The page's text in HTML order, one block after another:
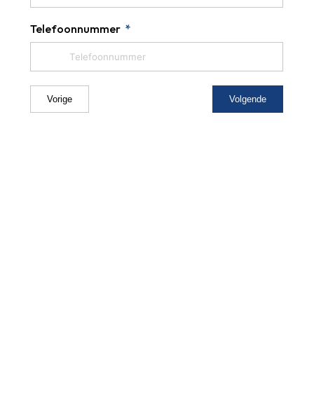
Telefoonnummer
Vorige Volgende